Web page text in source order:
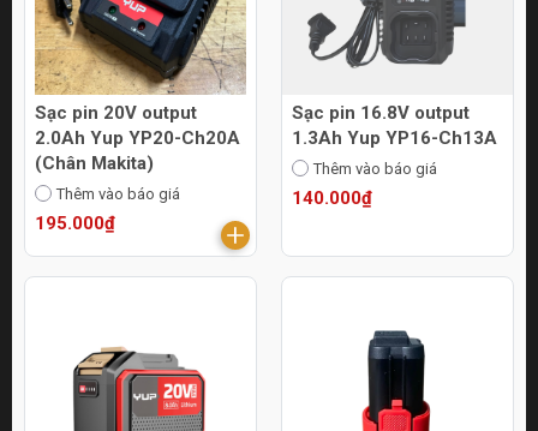
Sạc pin 20V output
2.0Ah Yup YP20-Ch20A
(Chân Makita)
Thêm vào báo giá
195.000₫
Sạc pin 16.8V output
1.3Ah Yup YP16-Ch13A
Thêm vào báo giá
140.000₫